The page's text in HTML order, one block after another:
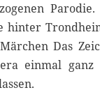
hinter
Das
einmal ganz